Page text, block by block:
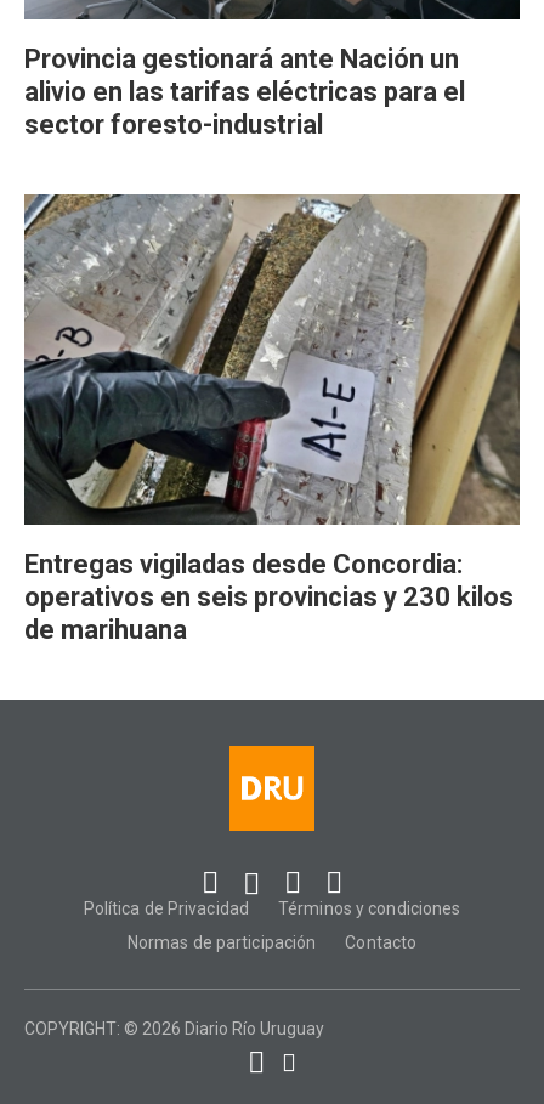
Provincia gestionará ante Nación un
alivio en las tarifas eléctricas para el
sector foresto-industrial
Entregas vigiladas desde Concordia:
operativos en seis provincias y 230 kilos
de marihuana
Política de Privacidad
Términos y condiciones
Normas de participación
Contacto
COPYRIGHT: © 2026 Diario Río Uruguay